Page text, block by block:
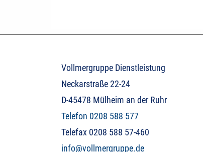
Vollmergruppe Dienstleistung
Neckarstraße 22-24
D-45478 Mülheim an der Ruhr
Telefon 0208 588 577
Telefax 0208 588 57-460
info@vollmergruppe.de